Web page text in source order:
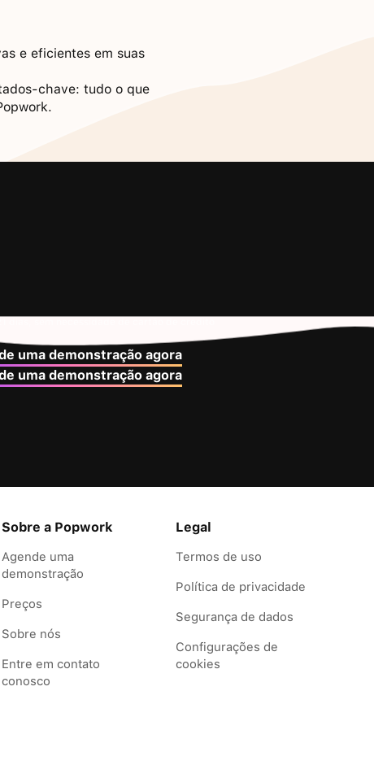
e eficientes em suas
chave: tudo o que
uma demonstração agora
uma demonstração agora
Sobre a Popwork
Agende uma
demonstração
Preços
Sobre nós
Entre em contato
conosco
Legal
Termos de uso
Política de privacidade
Segurança de dados
Configurações de
cookies